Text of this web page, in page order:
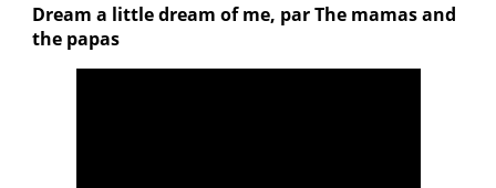
Dream a little dream of me, par The mamas and
the papas